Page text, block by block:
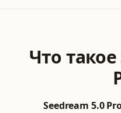
Что
Seedream 5.0